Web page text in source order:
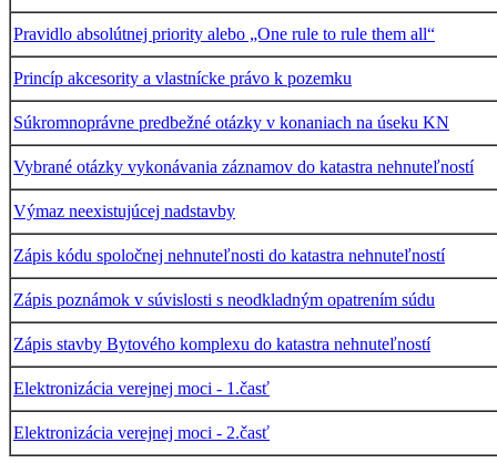
Pravidlo absolútnej priority alebo „One rule to rule them all“
Princíp akcesority a vlastnícke právo k pozemku
Súkromnoprávne predbežné otázky v konaniach na úseku KN
Vybrané otázky vykonávania záznamov do katastra nehnuteľností
Výmaz neexistujúcej nadstavby
Zápis kódu spoločnej nehnuteľnosti do katastra nehnuteľností
Zápis poznámok v súvislosti s neodkladným opatrením súdu
Zápis stavby Bytového komplexu do katastra nehnuteľností
Elektronizácia verejnej moci - 1.časť
Elektronizácia verejnej moci - 2.časť